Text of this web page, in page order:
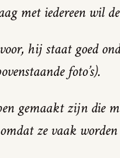
met iedereen wil
hij staat goed
foto’s).
gemaakt zijn
ze vaak worden